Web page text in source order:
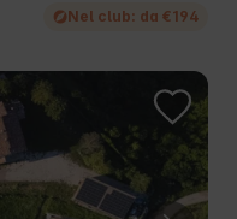
Nel club: da €194